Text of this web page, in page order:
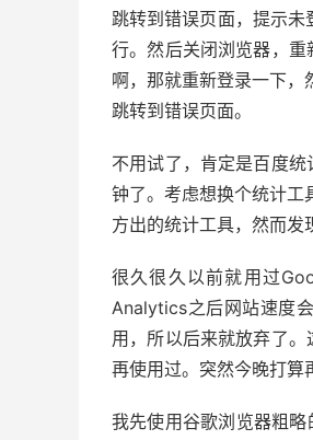
跳转到错误页面，提示未
行。然后关闭浏览器，
啊，那就重新登录一下
跳转到错误页面。
不用试了，肯定是百度
钟了。考虑想换个统计工
方出的统计工具，然而
很久很久以前就用过
Analytics之后网站速度
用，所以后来就放弃了
再使用过。突然今晚打算
我先使用谷歌浏览器粗